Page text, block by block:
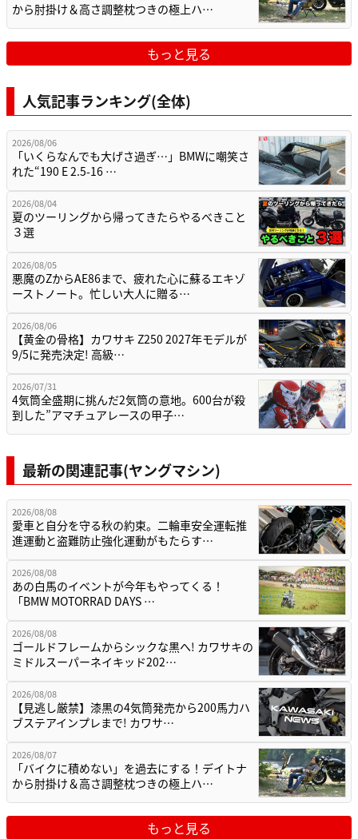
から肘掛け＆高さ調整枕つきの極上ハ…
もっと見る
人気記事ランキング(全体)
2026/08/06
「いくらなんでも大げさ過ぎ…」BMWに嘲笑さ
れた“190 E 2.5-16 …
2026/08/04
夏のツーリングから帰ってきたらやるべきこと
３選
2026/08/05
悪魔のZからAE86まで、疲れた心に蘇るエキゾ
ーストノート。忙しい大人に贈る…
2026/08/06
【黄金の骨格】カワサキ Z250 2027年モデルが
9/5に発売決定! 高級…
2026/07/31
4気筒全盛期に挑んだ2気筒の意地。600台が殺
到した”アマチュアレースの甲子…
最新の関連記事(ヤングマシン)
2026/08/08
愛車と自分を守る秋の約束。二輪車安全運転推
進運動と盗難防止強化運動がもたらす…
2026/08/08
あの白馬のイベントが今年もやってくる！
「BMW MOTORRAD DAYS …
2026/08/08
ゴールドフレームからシックな黒へ! カワサキの
ミドルスーパーネイキッド202…
2026/08/08
【見逃し厳禁】漆黒の4気筒発売から200馬力ハ
ブステアインプレまで! カワサ…
2026/08/07
「バイクに積めない」を過去にする！デイトナ
から肘掛け＆高さ調整枕つきの極上ハ…
もっと見る